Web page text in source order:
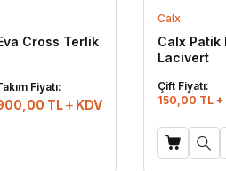
Cross Terlik
Fiyatı:
TL KDV
Calx
Calx Patik
Lacivert
Çift Fiyatı:
150,00 TL +